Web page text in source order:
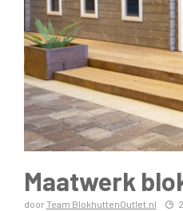
Maatwerk
door Team BlokhuttenOutlet.nl